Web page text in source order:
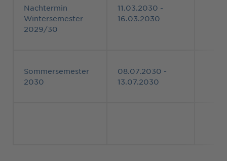
Nachtermin
Wintersemester
2029/30
11.03.2030 -
16.03.2030
Sommersemester
2030
08.07.2030 -
13.07.2030